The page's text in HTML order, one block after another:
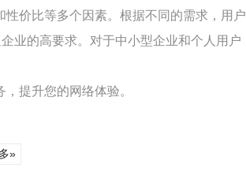
价比等多个因素。根据不同的需求，用
的高要求。对于中小型企业和个人用
提升您的网络体验。
»